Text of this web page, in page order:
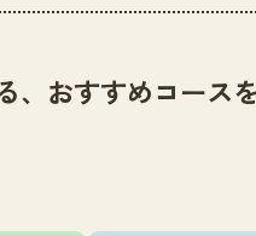
、おすすめコース